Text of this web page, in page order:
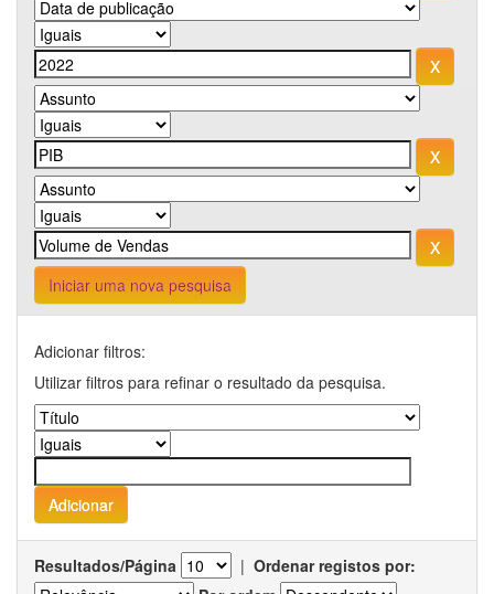
Iniciar uma nova pesquisa
Adicionar filtros:
Utilizar filtros para refinar o resultado da pesquisa.
Resultados/Página | Ordenar registos por: